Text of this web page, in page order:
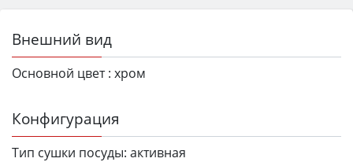
Внешний вид
Основной цвет : хром
Конфигурация
Тип сушки посуды: активная